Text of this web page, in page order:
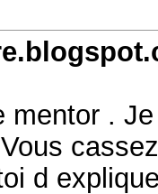
mentor .
d